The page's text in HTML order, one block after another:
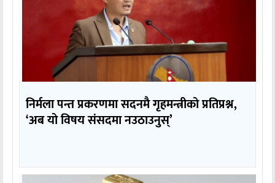
निर्मला पन्त प्रकरणमा सदनमै गृहमन्त्रीको प्रतिप्रश्न,
‘अब यो विषय संसदमा नउठाउनुस्’